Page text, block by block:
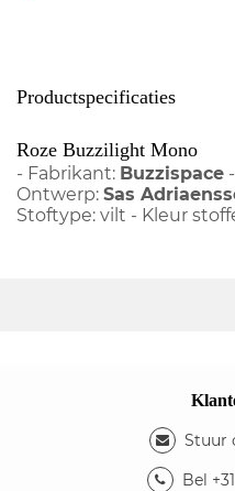
Productspecificaties
Roze Buzzilight Mono
- Fabrikant: Buzzispace
Ontwerp: Sas
Stoftype: vilt - Kleur
Stuur
Bel